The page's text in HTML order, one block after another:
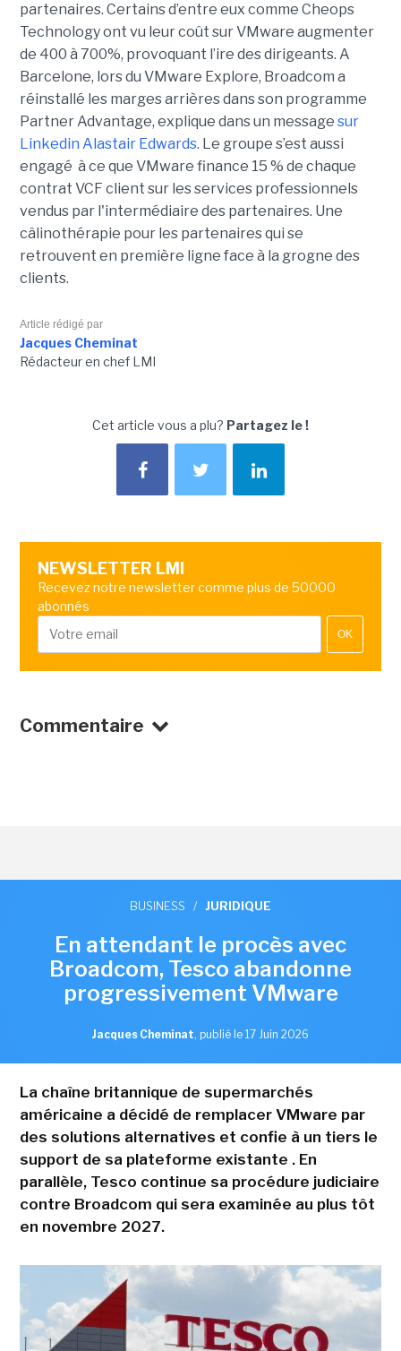
partenaires. Certains d’entre eux comme Cheops
Technology ont vu leur coût sur VMware augmenter
de 400 à 700%, provoquant l’ire des dirigeants. A
Barcelone, lors du VMware Explore, Broadcom a
réinstallé les marges arrières dans son programme
Partner Advantage, explique dans un message sur
Linkedin Alastair Edwards. Le groupe s’est aussi
engagé à ce que VMware finance 15 % de chaque
contrat VCF client sur les services professionnels
vendus par l'intermédiaire des partenaires. Une
câlinothérapie pour les partenaires qui se
retrouvent en première ligne face à la grogne des
clients.
Article rédigé par
Jacques Cheminat
Rédacteur en chef LMI
Cet article vous a plu? Partagez le !
NEWSLETTER LMI
Recevez notre newsletter comme plus de 50000
abonnés
OK
Commentaire
BUSINESS / JURIDIQUE
En attendant le procès avec
Broadcom, Tesco abandonne
progressivement VMware
Jacques Cheminat, publié le 17 Juin 2026
La chaîne britannique de supermarchés
américaine a décidé de remplacer VMware par
des solutions alternatives et confie à un tiers le
support de sa plateforme existante . En
parallèle, Tesco continue sa procédure judiciaire
contre Broadcom qui sera examinée au plus tôt
en novembre 2027.